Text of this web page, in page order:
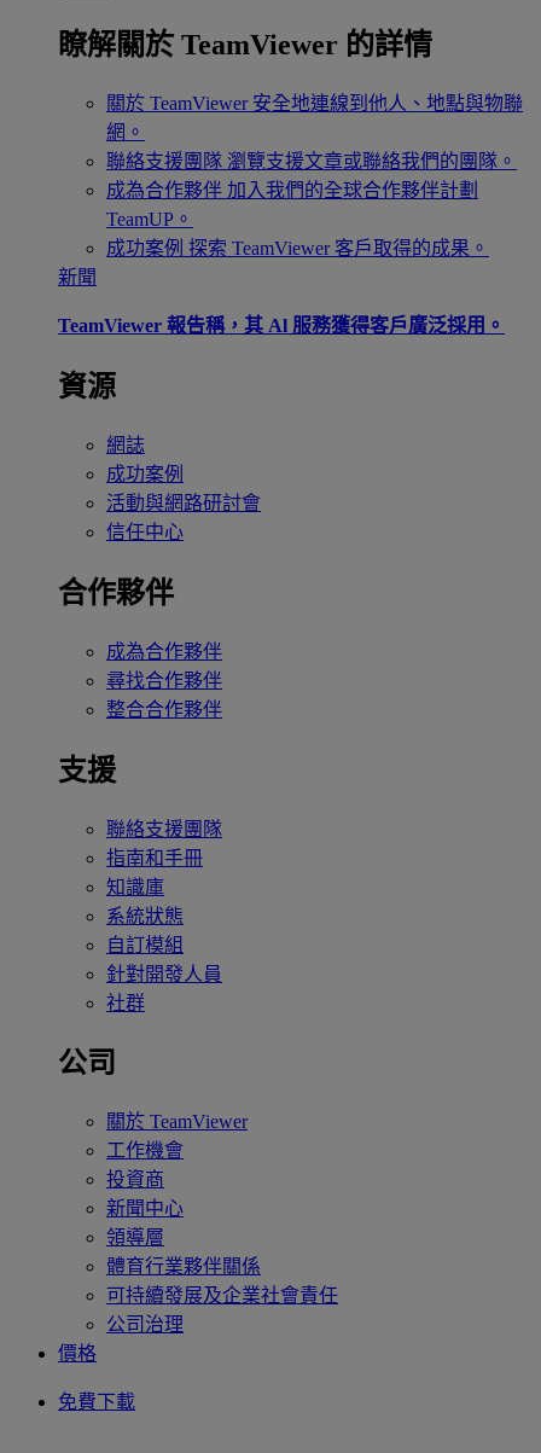
瞭解關於 TeamViewer 的詳情
關於 TeamViewer 安全地連線到他人、地點與物聯
網。
聯絡支援團隊 瀏覽支援文章或聯絡我們的團隊。
成為合作夥伴 加入我們的全球合作夥伴計劃
TeamUP。
成功案例 探索 TeamViewer 客戶取得的成果。
新聞
TeamViewer 報告稱，其 Al 服務獲得客戶廣泛採用。
資源
網誌
成功案例
活動與網路研討會
信任中心
合作夥伴
成為合作夥伴
尋找合作夥伴
整合合作夥伴
支援
聯絡支援團隊
指南和手冊
知識庫
系統狀態
自訂模組
針對開發人員
社群
公司
關於 TeamViewer
工作機會
投資商
新聞中心
領導層
體育行業夥伴關係
可持續發展及企業社會責任
公司治理
價格
免費下載